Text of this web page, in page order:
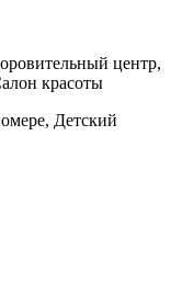
центр,
красоты
Детский